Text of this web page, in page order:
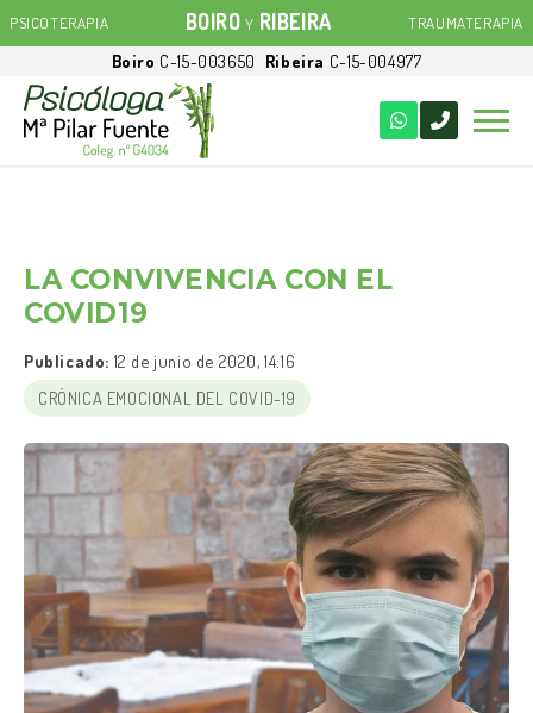
PSICOTERAPIA BOIRO Y RIBEIRA TRAUMATERAPIA
Boiro C-15-003650 Ribeira C-15-004977
LA CONVIVENCIA CON EL
COVID19
Publicado: 12 de junio de 2020, 14:16
CRÓNICA EMOCIONAL DEL COVID-19